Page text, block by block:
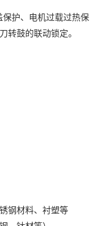
护、电机过载过热保
转鼓的联动锁定。
钢材料、衬塑等